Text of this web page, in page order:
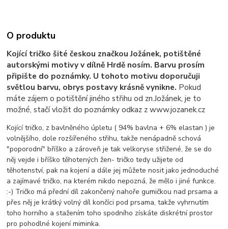
O produktu
Kojící tričko šité českou značkou Jožánek, potištěné
autorskými motivy v dílně Hrdě nosím. Barvu prosím
připište do poznámky. U tohoto motivu doporučuji
světlou barvu, obrys postavy krásně vynikne. Pokud
máte zájem o potištění jiného střihu od zn.Jožánek, je to
možné, stačí vložit do poznámky odkaz z www.jozanek.cz
Kojící tričko, z bavlněného úpletu ( 94% bavlna + 6% elastan ) je
volnějšího, dole rozšířeného střihu, takže nenápadně schová
"poporodní" bříško a zároveň je tak velkoryse střižené, že se do
něj vejde i bříško těhotených žen- tričko tedy užijete od
těhotenství, pak na kojení a dále jej můžete nosit jako jednoduché
a zajímavé tričko, na kterém nikdo nepozná, že mělo i jiné funkce.
:-) Tričko má přední díl zakončený nahoře gumičkou nad prsama a
přes něj je krátký volný díl končíci pod prsama, takže vyhrnutím
toho horního a stažením toho spodního získáte diskrétní prostor
pro pohodlné kojení miminka.